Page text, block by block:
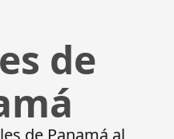
de
de Panamá al